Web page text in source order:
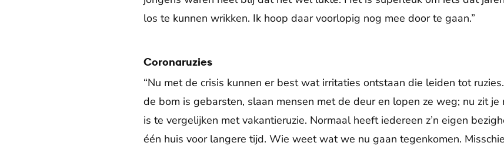
los te kunnen wrikken. Ik hoop daar voorlopig nog mee door te gaan.”
Coronaruzies
“Nu met de crisis kunnen er best wat irritaties ontstaan die leiden tot
de bom is gebarsten, slaan mensen met de deur en lopen ze weg; nu zit
is te vergelijken met vakantieruzie. Normaal heeft iedereen z’n eigen
één huis voor langere tijd. Wie weet wat we nu gaan tegenkomen.